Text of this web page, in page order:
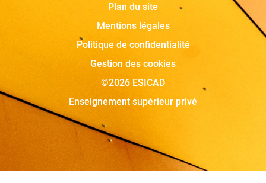
Plan du site
Mentions légales
Politique de confidentialité
Gestion des cookies
©2026 ESICAD
Enseignement supérieur privé